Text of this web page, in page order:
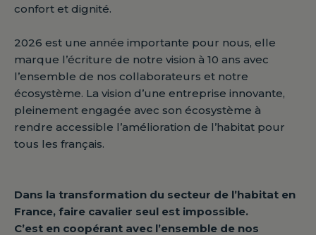
confort et dignité.
2026 est une année importante pour nous, elle
marque l’écriture de notre vision à 10 ans avec
l’ensemble de nos collaborateurs et notre
écosystème. La vision d’une entreprise innovante,
pleinement engagée avec son écosystème à
rendre accessible l’amélioration de l’habitat pour
tous les français.
Dans la transformation du secteur de l’habitat en
France, faire cavalier seul est impossible.
C’est en coopérant avec l’ensemble de nos